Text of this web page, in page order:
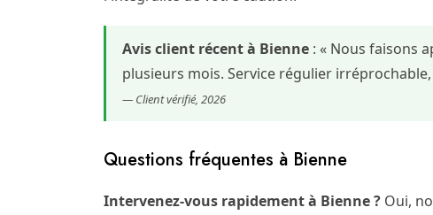
Avis client récent à Bienne : « Nous faisons
plusieurs mois. Service régulier
— Client vérifié, 2026
Questions fréquentes à Bienne
Intervenez-vous rapidement à Bienne ? Oui,